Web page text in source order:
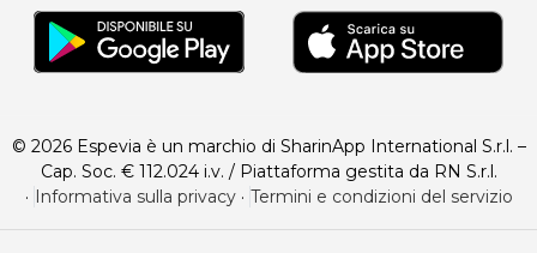
© 2026 Espevia è un marchio di SharinApp International S.r.l. –
Cap. Soc. € 112.024 i.v. / Piattaforma gestita da RN S.r.l.
· Informativa sulla privacy· Termini e condizioni del servizio